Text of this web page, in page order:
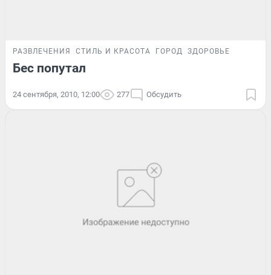
РАЗВЛЕЧЕНИЯ СТИЛЬ И КРАСОТА ГОРОД ЗДОРОВЬЕ
Бес попутал
24 сентября, 2010, 12:00 277 Обсудить